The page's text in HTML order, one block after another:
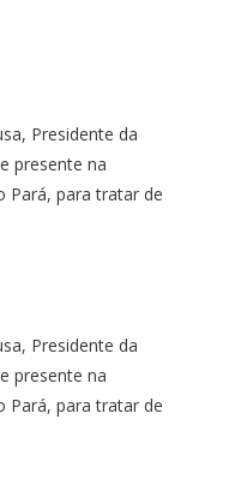
Presidente da
presente na
Pará, para tratar de
Presidente da
presente na
Pará, para tratar de